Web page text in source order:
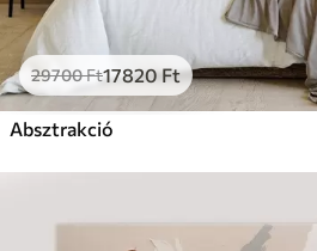
29700Ft17820Ft
Absztrakció